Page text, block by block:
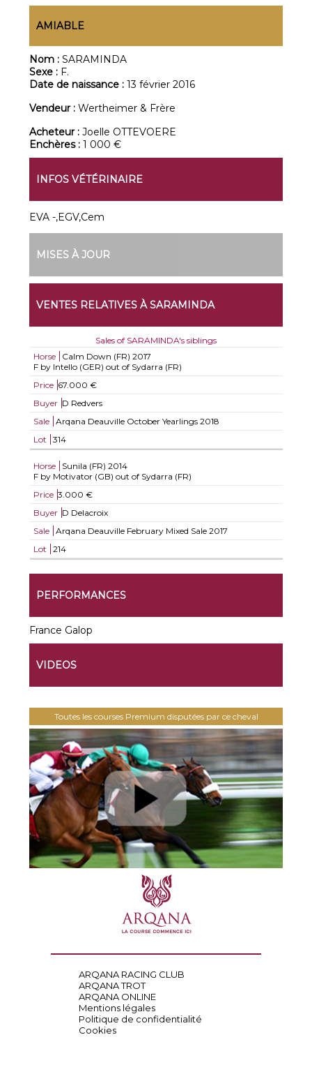
AMIABLE
Nom :SARAMINDA
Sexe : F.
Date de naissance :13 février 2016
Vendeur :Wertheimer & Frère
Acheteur :Joelle OTTEVOERE
Enchères :1 000 €
INFOS VÉTÉRINAIRE
EVA -,EGV,Cem
MISES À JOUR
VENTES RELATIVES À SARAMINDA
Sales of SARAMINDA's siblings
Horse
Calm Down (FR) 2017
F by Intello (GER) out of Sydarra (FR)
Price 67.000 €
Buyer D Redvers
Sale
Arqana Deauville October Yearlings 2018
Lot
314
Horse Sunila (FR) 2014
F by Motivator (GB) out of Sydarra (FR)
Price 3.000 €
Buyer D Delacroix
Sale
Arqana Deauville February Mixed Sale 2017
Lot
214
PERFORMANCES
France Galop
VIDEOS
Toutes les courses Premium disputées par ce cheval
ARQANA RACING CLUB
ARQANA TROT
ARQANA ONLINE
Mentions légales
Politique de confidentialité
Cookies